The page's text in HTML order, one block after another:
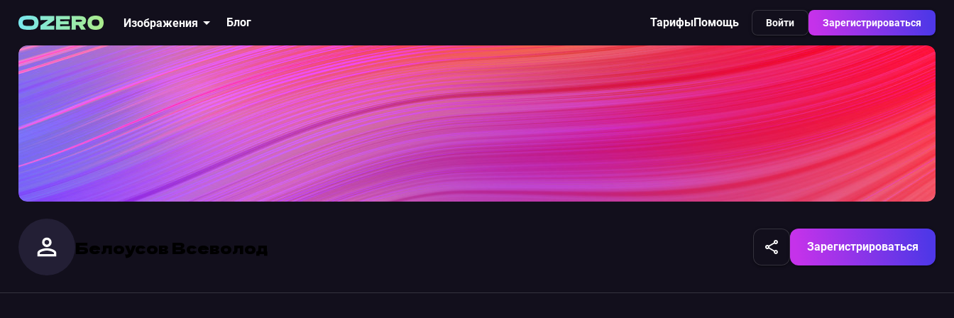
Изображения Блог ТарифыПомощь Войти Зарегистрироваться
Белоусов Всеволод Зарегистрироваться